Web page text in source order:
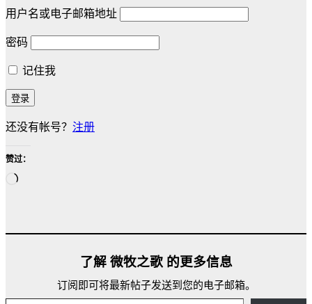
用户名或电子邮箱地址
密码
记住我
还没有帐号？ 注册
赞过：
正
载…
了解 微牧之歌 的更多信息
订阅即可将最新帖子发送到您的电子邮箱。
输入您的电子邮件…